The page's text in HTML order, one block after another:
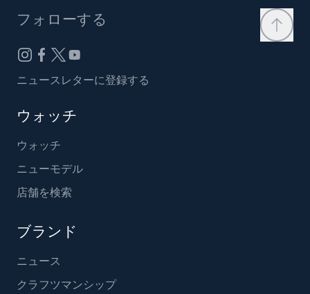
フォローする
ニュースレターに登録する
ウォッチ
ウォッチ
ニューモデル
店舗を検索
ブランド
ニュース
クラフツマンシップ